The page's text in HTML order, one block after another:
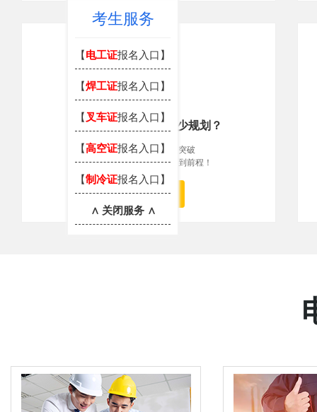
对自己的职业生涯缺少规划？
日复日、年复年，想突破
自我，找不到出路，看不到前程！
立即解“痛”
考生服务
【 电工证报名入口】
【焊工证报名入口】
【 叉车证报名入口】
【高空证报名入口】
【制冷证报名入口】
∧ 关闭服务 ∧